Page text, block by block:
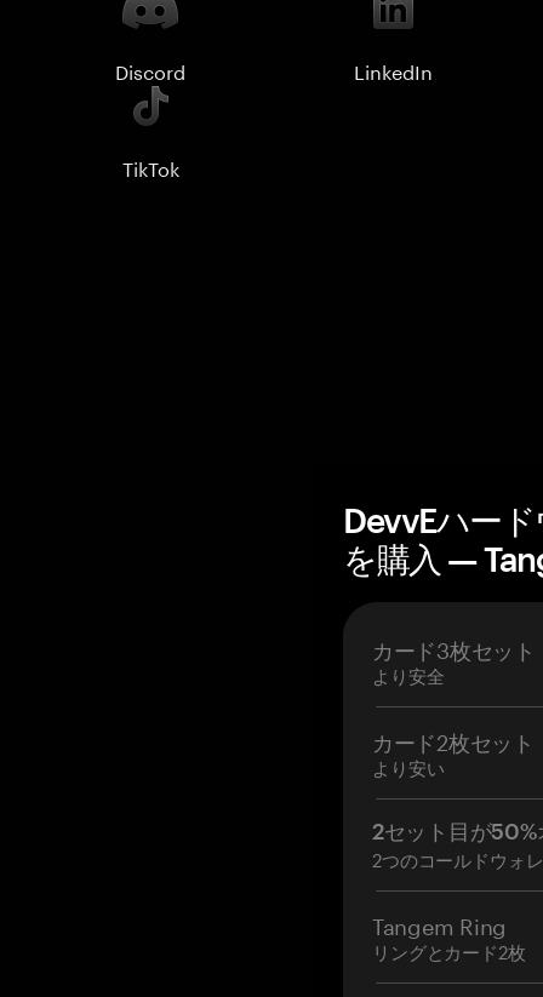
Discord LinkedIn
TikTok
DevvEハー
を購入 —
カード3枚セット
より安全
カード2枚セット
より安い
2セット目が50%
2つのコールドウォ
Tangem Ring
リングとカード2枚